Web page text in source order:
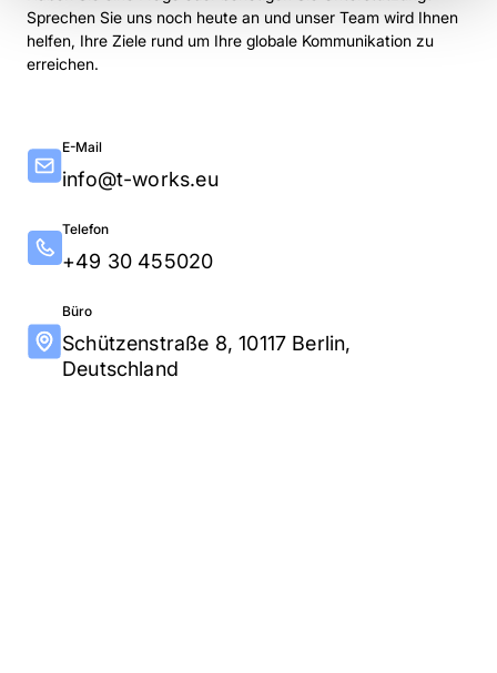
Sprechen Sie uns noch heute an und unser Team wird Ihnen
helfen, Ihre Ziele rund um Ihre globale Kommunikation zu
erreichen.
E-Mail
info@t-works.eu
Telefon
+49 30 455020
Büro
Schützenstraße 8, 10117 Berlin,
Deutschland